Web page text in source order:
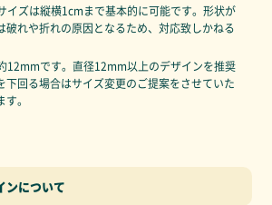
ズは縦横1cmまで基本的に可能です。形状が
破れや折れの原因となるため、対応致しかねる
12mmです。直径12mm以上のデザインを推奨
回る場合はサイズ変更のご提案をさせていた
。
ンについて